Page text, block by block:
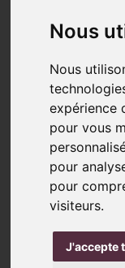
Nous
Nous
expérience
pour vous
pour
pour
visiteurs.
J'accepte
📦 Notre
Accueil
Carré